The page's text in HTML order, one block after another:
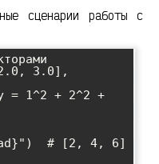
сценарии работы с
3.0],
= 1^2 + 2^2 +
# [2, 4, 6]